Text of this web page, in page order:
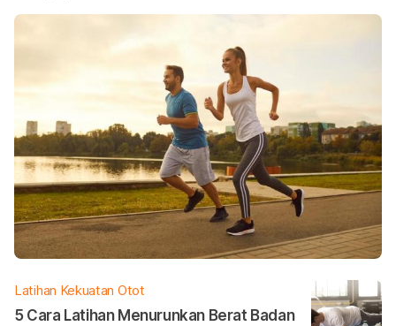
Latihan Kekuatan Otot
5 Cara Latihan Menurunkan Berat Badan